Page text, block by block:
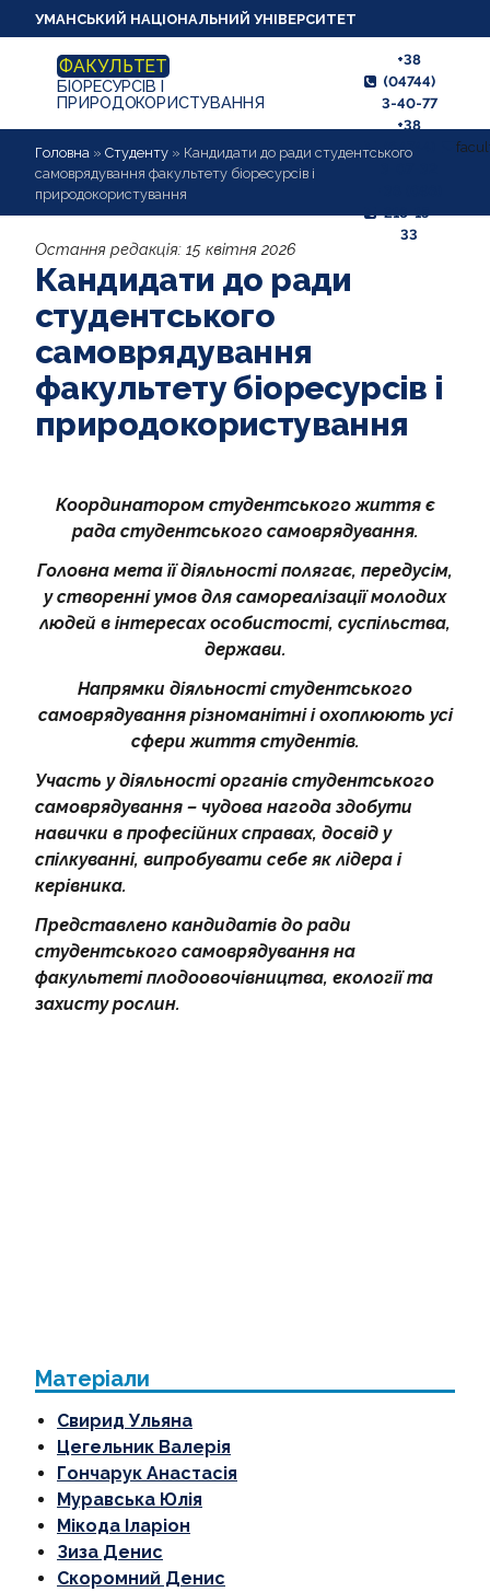
УМАНСЬКИЙ НАЦІОНАЛЬНИЙ УНІВЕРСИТЕТ
ФАКУЛЬТЕТ
БІОРЕСУРСІВ І
ПРИРОДОКОРИСТУВАННЯ
+38
(04744)
3-40-77
+38
(04744)
218-15-
33
ПРО ФАКУЛЬТЕТ
АБІТУРІЄНТУ
СТУДЕНТУ
КАФЕДРИ
НАУКОВА РОБОТА
ВИХОВНА РОБОТА
МІЖНАРОДНІ ЗВ'ЯЗКИ,
НАДЗВИЧАЙНІ СИТУАЦІЇ
Головна » Студенту » Кандидати до ради студентського
самоврядування факультету біоресурсів і
природокористування
Остання редакція: 15 квітня 2026
Кандидати до ради
студентського
самоврядування
факультету біоресурсів і
природокористування
Координатором студентського життя є
рада студентського самоврядування.
Головна мета її діяльності полягає, передусім,
у створенні умов для самореалізації молодих
людей в інтересах особистості, суспільства,
держави.
Напрямки діяльності студентського
самоврядування різноманітні і охоплюють усі
сфери життя студентів.
Участь у діяльності органів студентського
самоврядування – чудова нагода здобути
навички в професійних справах, досвід у
спілкуванні, випробувати себе як лідера і
керівника.
Представлено кандидатів до ради
студентського самоврядування на
факультеті плодоовочівництва, екології та
захисту рослин.
Матеріали
Свирид Ульяна
Цегельник Валерія
Гончарук Анастасія
Муравська Юлія
Мікода Іларіон
Зиза Денис
Скоромний Денис